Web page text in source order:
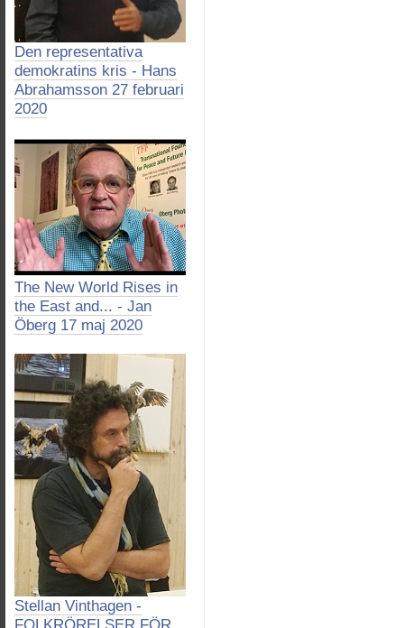
Den representativa
demokratins kris - Hans
Abrahamsson 27 februari
2020
The New World Rises in
the East and... - Jan
Öberg 17 maj 2020
Stellan Vinthagen -